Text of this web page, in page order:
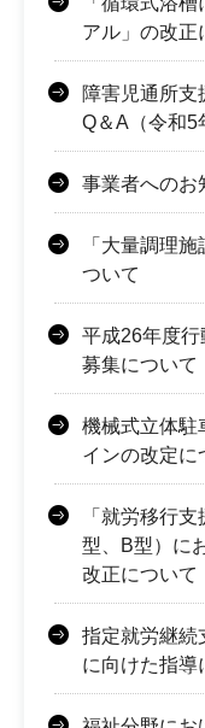
アル」の改正
障害児通所支
Q＆A（令和5
事業者へのお
「大量調理
ついて
平成26年度
募集について
機械式立体駐
インの改定に
「就労移行
型、B型）に
改正について
指定就労継続
に向けた指導